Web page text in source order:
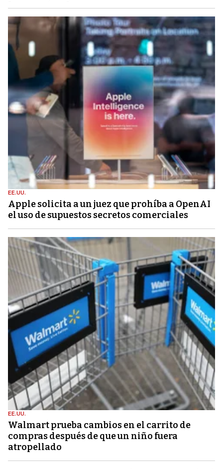
EE.UU.
Apple solicita a un juez que prohíba a OpenAI
el uso de supuestos secretos comerciales
EE.UU.
Walmart prueba cambios en el carrito de
compras después de que un niño fuera
atropellado